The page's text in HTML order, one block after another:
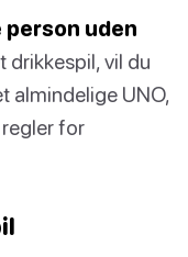
uden
drikkespil, vil du
almindelige UNO,
for